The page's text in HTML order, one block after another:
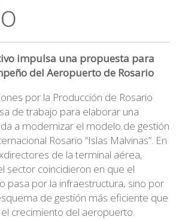
impulsa una propuesta para
del Aeropuerto de Rosario
por la Producción de Rosario
de trabajo para elaborar una
a modernizar el modelo de gestión
Rosario “Islas Malvinas”. En
de la terminal aérea,
sector coincidieron en que el
pasa por la infraestructura, sino por
de gestión más eficiente que
crecimiento del aeropuerto.